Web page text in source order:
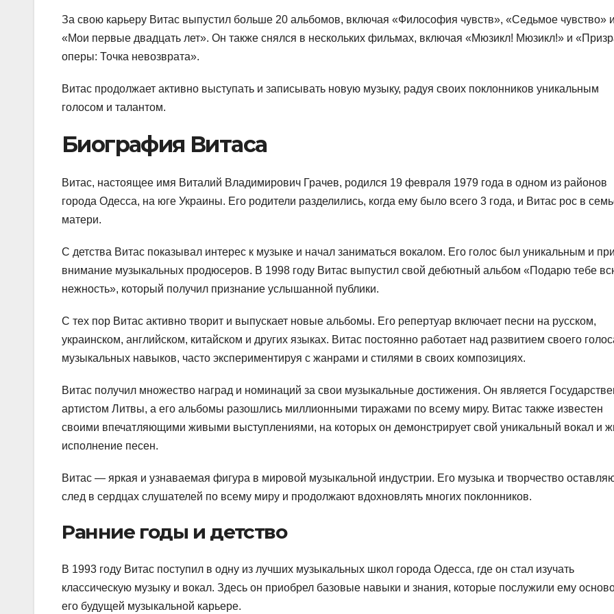
За свою карьеру Витас выпустил больше 20 альбомов, включая «Философия чувств», «Седьмое чувство» и
«Мои первые двадцать лет». Он также снялся в нескольких фильмах, включая «Мюзикл! Мюзикл!» и
оперы: Точка невозврата».
Витас продолжает активно выступать и записывать новую музыку, радуя своих поклонников уникальным
голосом и талантом.
Биография Витаса
Витас, настоящее имя Виталий Владимирович Грачев, родился 19 февраля 1979 года в одном из районов
города Одесса, на юге Украины. Его родители разделились, когда ему было всего 3 года, и Витас рос в
матери.
С детства Витас показывал интерес к музыке и начал заниматься вокалом. Его голос был уникальным и
внимание музыкальных продюсеров. В 1998 году Витас выпустил свой дебютный альбом «Подарю тебе
нежность», который получил признание услышанной публики.
С тех пор Витас активно творит и выпускает новые альбомы. Его репертуар включает песни на русском,
украинском, английском, китайском и других языках. Витас постоянно работает над развитием своего
музыкальных навыков, часто экспериментируя с жанрами и стилями в своих композициях.
Витас получил множество наград и номинаций за свои музыкальные достижения. Он является
артистом Литвы, а его альбомы разошлись миллионными тиражами по всему миру. Витас также известен
своими впечатляющими живыми выступлениями, на которых он демонстрирует свой уникальный вокал и
исполнение песен.
Витас — яркая и узнаваемая фигура в мировой музыкальной индустрии. Его музыка и творчество
след в сердцах слушателей по всему миру и продолжают вдохновлять многих поклонников.
Ранние годы и детство
В 1993 году Витас поступил в одну из лучших музыкальных школ города Одесса, где он стал изучать
классическую музыку и вокал. Здесь он приобрел базовые навыки и знания, которые послужили ему
его будущей музыкальной карьере.